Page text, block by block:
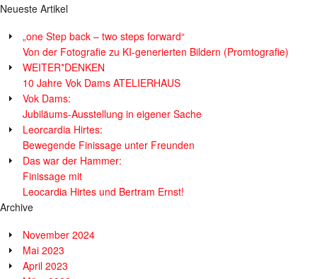
Neueste Artikel
„one Step back – two steps forward“
Von der Fotografie zu KI-generierten Bildern (Promtografie)
WEITER*DENKEN
10 Jahre Vok Dams ATELIERHAUS
Vok Dams:
Jubiläums-Ausstellung in eigener Sache
Leorcardia Hirtes:
Bewegende Finissage unter Freunden
Das war der Hammer:
Finissage mit
Leocardia Hirtes und Bertram Ernst!
Archive
November 2024
Mai 2023
April 2023